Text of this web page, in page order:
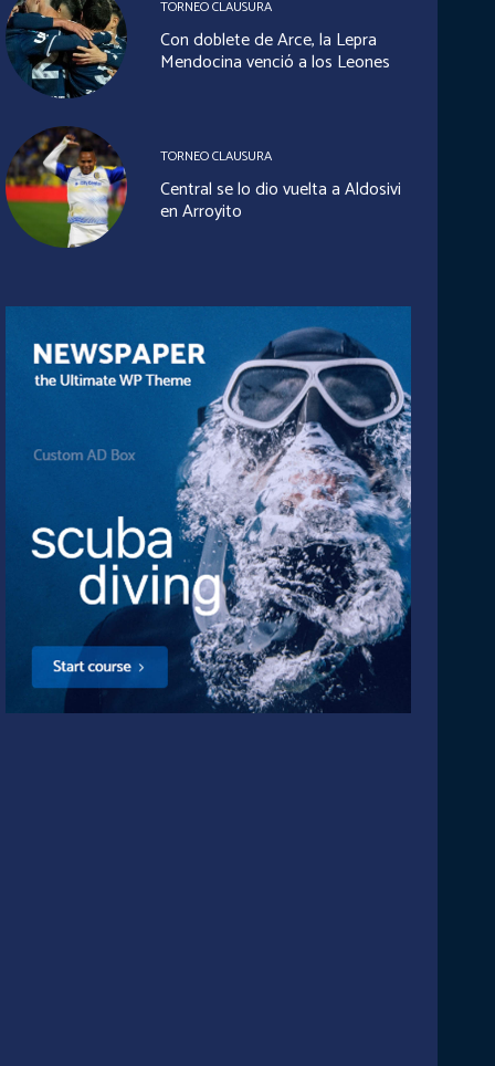
TORNEO CLAUSURA
Con doblete de Arce, la Lepra
Mendocina venció a los Leones
TORNEO CLAUSURA
Central se lo dio vuelta a Aldosivi
en Arroyito